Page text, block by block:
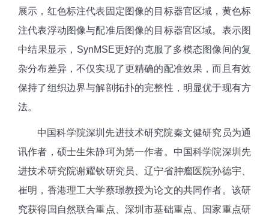
展示，红色标注代表固定图像的目标器官区域，黄色标
注代表浮动图像与配准后图像的目标器官区域。表示图
中结果显示，SynMSE更好的克服了多模态图像间的复
杂分布差异，不仅实现了更精确的配准效果，而且有效
保持了组织边界与解剖拓扑的完整性，明显优于现有方
法。
中国科学院深圳先进技术研究院秦文健研究员为通
讯作者，硕士生朱静珂为第一作者。中国科学院深圳先
进技术研究院谢耀钦研究员、辽宁省肿瘤医院孙德宇、
崔明，香港理工大学蔡璟教授为论文的共同作者。该研
究获得国自然联合重点、深圳市基础重点、国家重点研